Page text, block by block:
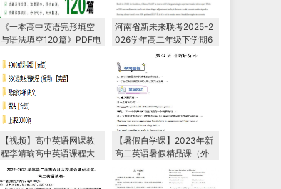
《一本高中英语完形填空
与语法填空120篇》PDF电
河南省新未来联考2025-2
026学年高二年级下学期6
【视频】高中英语网课教
程李靖瑜高中英语课程大
全教学视频
【暑假自学课】2023年新
高二英语暑假精品课（外